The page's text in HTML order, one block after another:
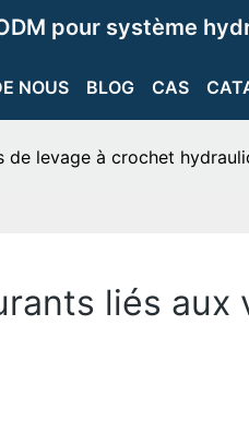
pour système
NOUS BLOG CAS
de levage à crochet
liés